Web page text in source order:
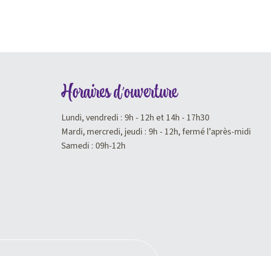
Horaires d'ouverture
Lundi, vendredi : 9h - 12h et 14h - 17h30
Mardi, mercredi, jeudi : 9h - 12h, fermé l’après-midi
Samedi : 09h-12h